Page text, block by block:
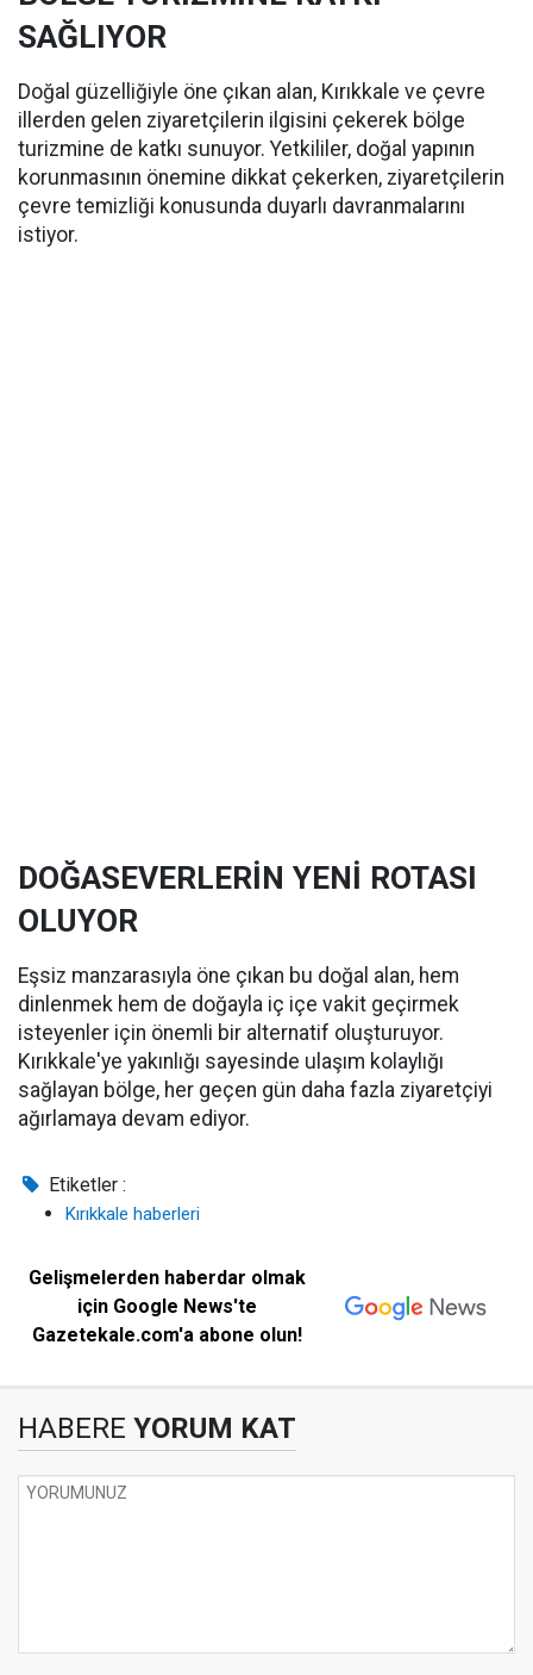
SAĞLIYOR
Doğal güzelliğiyle öne çıkan alan, Kırıkkale ve çevre
illerden gelen ziyaretçilerin ilgisini çekerek bölge
turizmine de katkı sunuyor. Yetkililer, doğal yapının
korunmasının önemine dikkat çekerken, ziyaretçilerin
çevre temizliği konusunda duyarlı davranmalarını
istiyor.
DOĞASEVERLERİN YENİ ROTASI
OLUYOR
Eşsiz manzarasıyla öne çıkan bu doğal alan, hem
dinlenmek hem de doğayla iç içe vakit geçirmek
isteyenler için önemli bir alternatif oluşturuyor.
Kırıkkale'ye yakınlığı sayesinde ulaşım kolaylığı
sağlayan bölge, her geçen gün daha fazla ziyaretçiyi
ağırlamaya devam ediyor.
Etiketler :
Kırıkkale haberleri
Gelişmelerden haberdar olmak
için Google News'te
Gazetekale.com'a abone olun!
HABERE YORUM KAT